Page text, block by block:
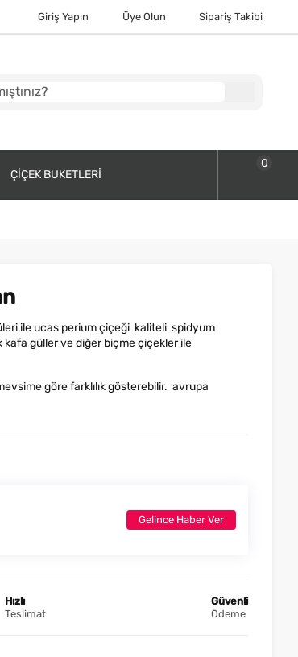
Giriş Yapın Üye Olun Sipariş Takibi
ÇIÇEK BUKETLERI
0
ile ucas perium çiçeği kaliteli spidyum
güller ve diğer biçme çiçekler ile
göre farklılık gösterebilir. avrupa
Gelince Haber Ver
Hızlı
Teslimat
Güvenli
Ödeme